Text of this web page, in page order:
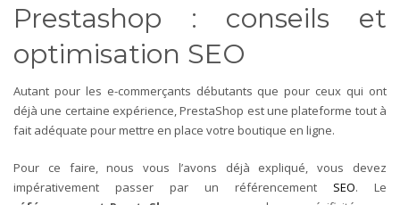
Prestashop : conseils et
optimisation SEO
Autant pour les e-commerçants débutants que pour ceux qui ont
déjà une certaine expérience, PrestaShop est une plateforme tout à
fait adéquate pour mettre en place votre boutique en ligne.
Pour ce faire, nous vous l’avons déjà expliqué, vous devez
impérativement passer par un référencement SEO. Le